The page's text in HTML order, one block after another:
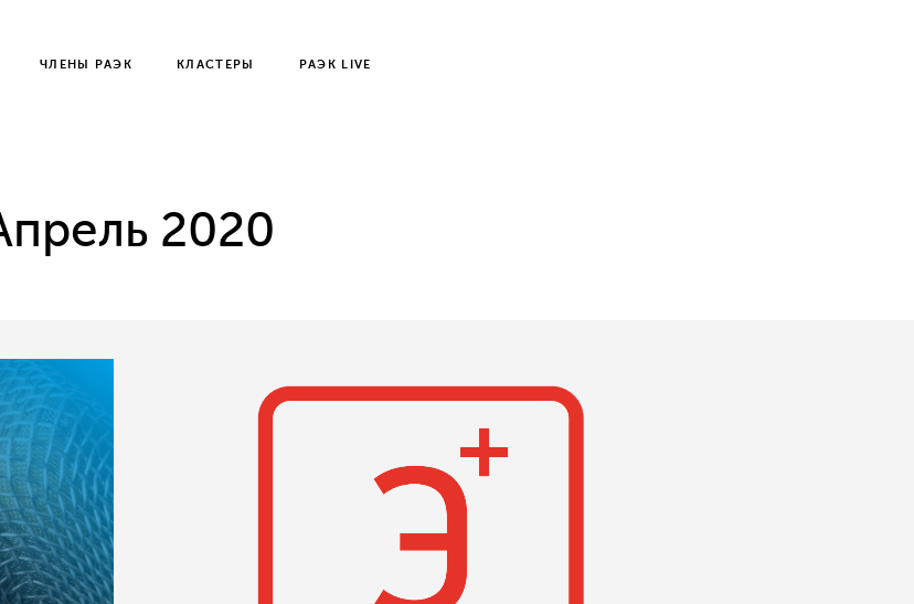
ЧЛЕНЫ РАЭК КЛАСТЕРЫ РАЭК LIVE
2020